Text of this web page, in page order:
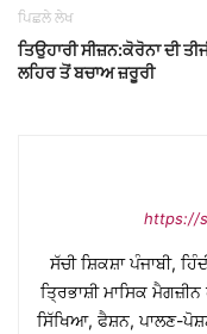
ਪਿਛਲੇ ਲੇਖ
ਤਿਉਹਾਰੀ ਸੀਜ਼ਨ:ਕੋਰੋਨਾ ਦੀ
ਲਹਿਰ ਤੋਂ ਬਚਾਅ ਜ਼ਰੂਰੀ
https://
ਸੱਚੀ ਸ਼ਿਕਸ਼ਾ ਪੰਜਾਬੀ,
ਤ੍ਰਿਭਾਸ਼ੀ ਮਾਸਿਕ
ਸਿੱਖਿਆ, ਫੈਸ਼ਨ, ਪਾਲਣ-